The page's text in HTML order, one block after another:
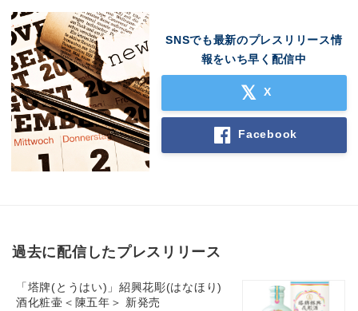
SNSでも最新のプレスリリース情
報をいち早く配信中
X
Facebook
過去に配信したプレスリリース
「塔牌(とうはい)」紹興花彫(はなほり)
酒化粧壷＜陳五年＞ 新発売